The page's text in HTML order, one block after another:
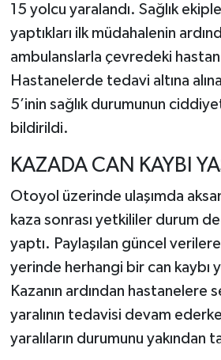
15 yolcu yaralandı. Sağlık
yaptıkları ilk müdahalenin
ambulanslarla çevredeki
Hastanelerde tedavi altına
5’inin sağlık durumunun
bildirildi.
KAZADA CAN KAYBI
Otoyol üzerinde ulaşımda
kaza sonrası yetkililer durum
yaptı. Paylaşılan güncel
yerinde herhangi bir can kaybı
Kazanın ardından hastanelere
yaralının tedavisi devam
yaralıların durumunu yakından